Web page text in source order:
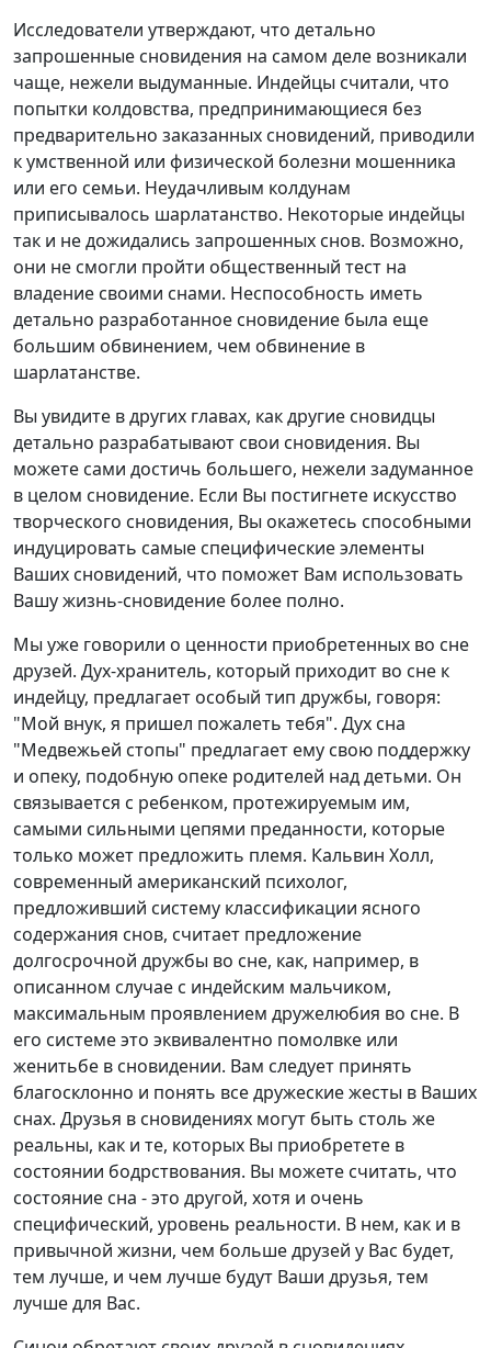
Исследователи утверждают, что детально
запрошенные сновидения на самом деле возникали
чаще, нежели выдуманные. Индейцы считали, что
попытки колдовства, предпринимающиеся без
предварительно заказанных сновидений, приводили
к умственной или физической болезни мошенника
или его семьи. Неудачливым колдунам
приписывалось шарлатанство. Некоторые индейцы
так и не дожидались запрошенных снов. Возможно,
они не смогли пройти общественный тест на
владение своими снами. Неспособность иметь
детально разработанное сновидение была еще
большим обвинением, чем обвинение в
шарлатанстве.
Вы увидите в других главах, как другие сновидцы
детально разрабатывают свои сновидения. Вы
можете сами достичь большего, нежели задуманное
в целом сновидение. Если Вы постигнете искусство
творческого сновидения, Вы окажетесь способными
индуцировать самые специфические элементы
Ваших сновидений, что поможет Вам использовать
Вашу жизнь-сновидение более полно.
Мы уже говорили о ценности приобретенных во сне
друзей. Дух-хранитель, который приходит во сне к
индейцу, предлагает особый тип дружбы, говоря:
"Мой внук, я пришел пожалеть тебя". Дух сна
"Медвежьей стопы" предлагает ему свою поддержку
и опеку, подобную опеке родителей над детьми. Он
связывается с ребенком, протежируемым им,
самыми сильными цепями преданности, которые
только может предложить племя. Кальвин Холл,
современный американский психолог,
предложивший систему классификации ясного
содержания снов, считает предложение
долгосрочной дружбы во сне, как, например, в
описанном случае с индейским мальчиком,
максимальным проявлением дружелюбия во сне. В
его системе это эквивалентно помолвке или
женитьбе в сновидении. Вам следует принять
благосклонно и понять все дружеские жесты в Ваших
снах. Друзья в сновидениях могут быть столь же
реальны, как и те, которых Вы приобретете в
состоянии бодрствования. Вы можете считать, что
состояние сна - это другой, хотя и очень
специфический, уровень реальности. В нем, как и в
привычной жизни, чем больше друзей у Вас будет,
тем лучше, и чем лучше будут Ваши друзья, тем
лучше для Вас.